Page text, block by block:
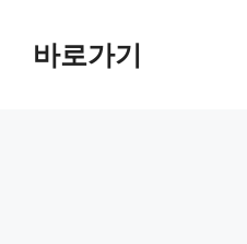
바로가기